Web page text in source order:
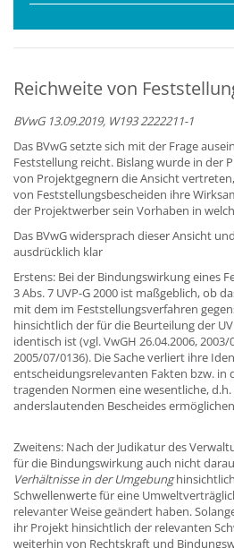
Reichweite von
BVwG 13.09.2019, W193 2222211-1
Das BVwG setzte sich mit der Frage
Feststellung reicht. Bislang wurde in der
von Projektgegnern die Ansicht
von Feststellungsbescheiden ihre
der Projektwerber sein Vorhaben in
Das BVwG widersprach dieser Ansicht
ausdrücklich klar
Erstens: Bei der Bindungswirkung eines
3 Abs. 7 UVP-G 2000 ist maßgeblich, ob
mit dem im Feststellungsverfahren
hinsichtlich der für die Beurteilung der
identisch ist (vgl. VwGH 26.04.2006, 2003/
2005/07/0136). Die Sache verliert ihre
entscheidungsrelevanten Fakten bzw. in
tragenden Normen eine wesentliche,
anderslautenden Bescheides
Zweitens: Nach der Judikatur des
für die Bindungswirkung auch nicht
Verhältnisse in der Umgebung
Schwellenwerte für eine
relevanter Weise geändert haben.
ihr Projekt hinsichtlich der relevanten
weiterhin von Rechtskraft und